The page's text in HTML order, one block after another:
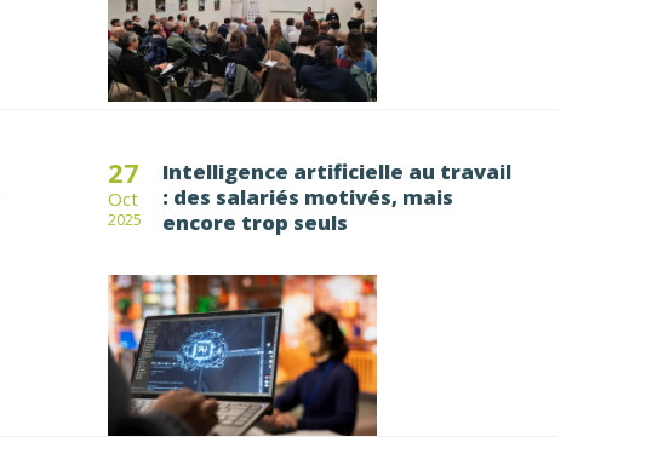
27
Oct
2025
Intelligence artificielle au travail
: des salariés motivés, mais
encore trop seuls